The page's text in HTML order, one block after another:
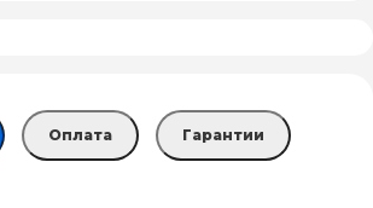
Оплата Гарантии